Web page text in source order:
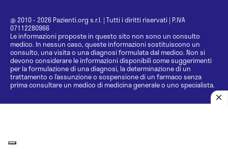
@ 2010 - 2026 Pazienti.org s.r.l. | Tutti i diritti riservati | P.IVA
07112280966
Le informazioni proposte in questo sito non sono un consulto
medico. In nessun caso, queste informazioni sostituiscono un
consulto, una visita o una diagnosi formulata dal medico. Non si
devono considerare le informazioni disponibili come suggerimenti
per la formulazione di una diagnosi, la determinazione di un
trattamento o l’assunzione o sospensione di un farmaco senza
prima consultare un medico di medicina generale o uno specialista.